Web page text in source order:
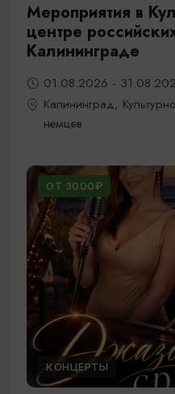
Мероприятия в
центре
Калининграде
01.08.2026 -
Калининград,
немцев
ОТ 3000₽
КОНЦЕРТЫ